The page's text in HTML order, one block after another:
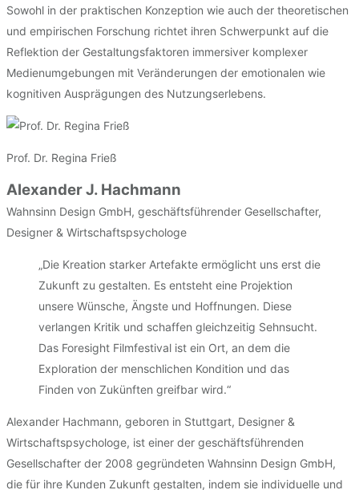
Sowohl in der praktischen Konzeption wie auch der theoretischen
und empirischen Forschung richtet ihren Schwerpunkt auf die
Reflektion der Gestaltungsfaktoren immersiver komplexer
Medienumgebungen mit Veränderungen der emotionalen wie
kognitiven Ausprägungen des Nutzungserlebens.
Prof. Dr. Regina Frieß
Alexander J. Hachmann
Wahnsinn Design GmbH, geschäftsführender Gesellschafter,
Designer & Wirtschaftspsychologe
„Die Kreation starker Artefakte ermöglicht uns erst die
Zukunft zu gestalten. Es entsteht eine Projektion
unsere Wünsche, Ängste und Hoffnungen. Diese
verlangen Kritik und schaffen gleichzeitig Sehnsucht.
Das Foresight Filmfestival ist ein Ort, an dem die
Exploration der menschlichen Kondition und das
Finden von Zukünften greifbar wird.“
Alexander Hachmann, geboren in Stuttgart, Designer &
Wirtschaftspsychologe, ist einer der geschäftsführenden
Gesellschafter der 2008 gegründeten Wahnsinn Design GmbH,
die für ihre Kunden Zukunft gestalten, indem sie individuelle und